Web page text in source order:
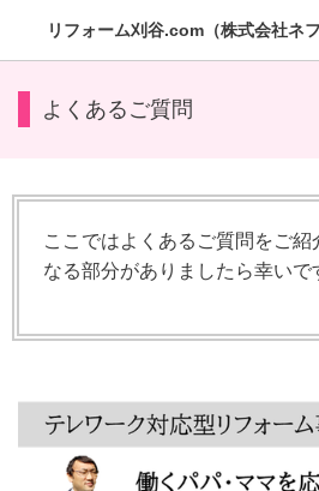
リフォーム刈谷.com（株式会社ネフ
よくあるご質問
ここではよくあるご質問をご紹
なる部分がありましたら幸いで